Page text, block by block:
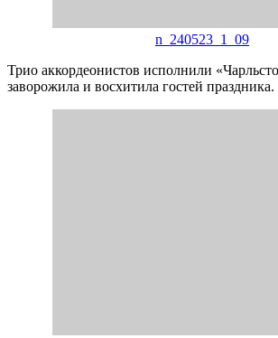
n_240523_1_09
Трио аккордеонистов исполнили
заворожила и восхитила гостей праздника.